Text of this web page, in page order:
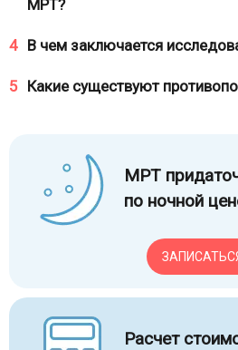
МРТ
по ночной
Расчет
МРТ?
4 В чем заключается
5 Какие существуют